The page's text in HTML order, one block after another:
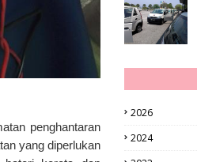
penghantaran
yang diperlukan
2026
2024